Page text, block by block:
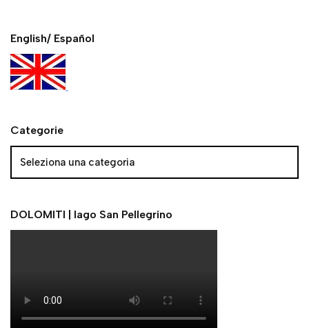
English/ Español
Categorie
DOLOMITI | lago San Pellegrino